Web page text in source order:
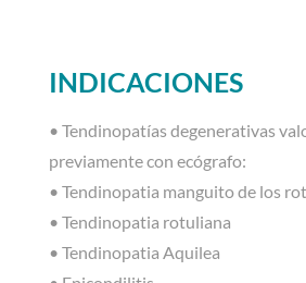
INDICACIONES
• Tendinopatías degenerativas
previamente con ecógrafo:
• Tendinopatia manguito de los
• Tendinopatia rotuliana
• Tendinopatia Aquilea